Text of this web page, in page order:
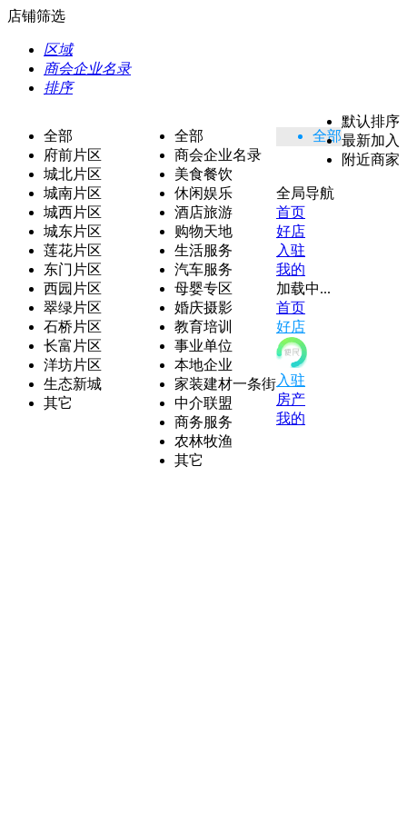
店铺筛选
区域
商会企业名录
排序
全部
府前片区
城北片区
城南片区
城西片区
城东片区
莲花片区
东门片区
西园片区
翠绿片区
石桥片区
长富片区
洋坊片区
生态新城
其它
全部
商会企业名录
美食餐饮
休闲娱乐
酒店旅游
购物天地
生活服务
汽车服务
母婴专区
婚庆摄影
教育培训
事业单位
本地企业
家装建材一条街
中介联盟
商务服务
农林牧渔
其它
全部
默认排序
最新加入
附近商家
全局导航
首页
好店
入驻
我的
加载中...
首页
好店
入驻
房产
我的